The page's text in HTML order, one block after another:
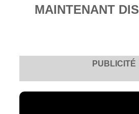
MAINTENANT
PUBLICITÉ